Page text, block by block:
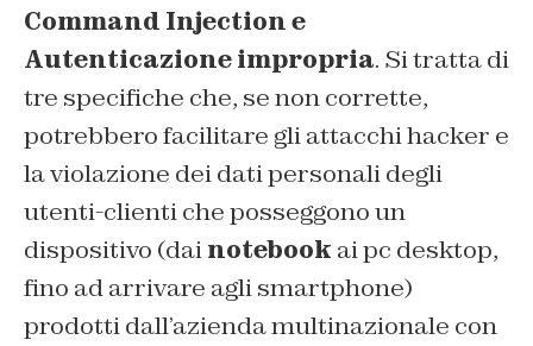
Command Injection e
Autenticazione impropria. Si tratta di
tre specifiche che, se non corrette,
potrebbero facilitare gli attacchi hacker e
la violazione dei dati personali degli
utenti-clienti che posseggono un
dispositivo (dainotebook ai pc desktop,
fino ad arrivare agli smartphone)
prodotti dall’azienda multinazionale con